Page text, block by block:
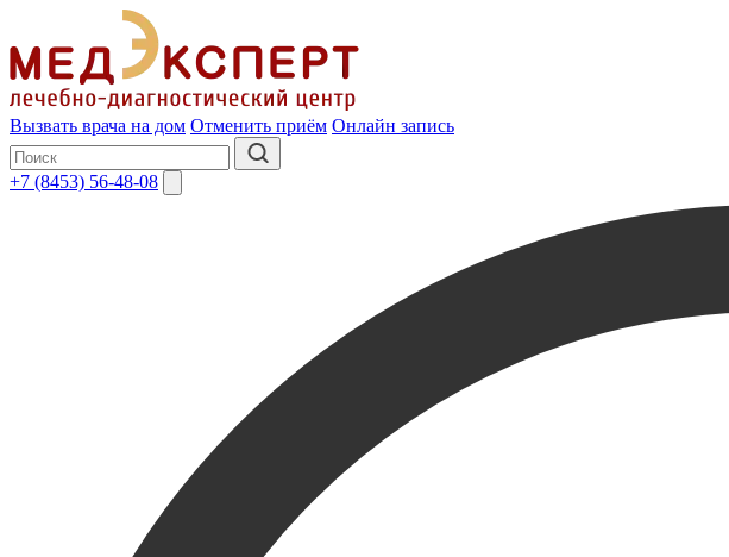
Вызвать врача на дом Отменить приём Онлайн запись
+7 (8453) 56-48-08